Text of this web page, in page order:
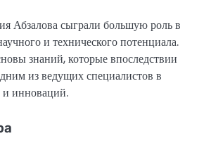
Абзалова сыграли большую роль в
и технического потенциала.
знаний, которые впоследствии
из ведущих специалистов в
и инноваций.